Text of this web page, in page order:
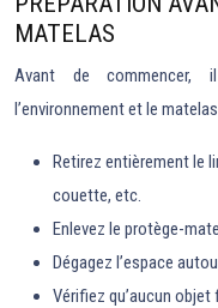
MATELAS
Avant de commencer,
l’environnement et le
Retirez entièrement le
couette, etc.
Enlevez le protège-
Dégagez l’espace
Vérifiez qu’aucun